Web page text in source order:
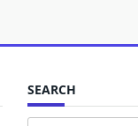
SEARCH